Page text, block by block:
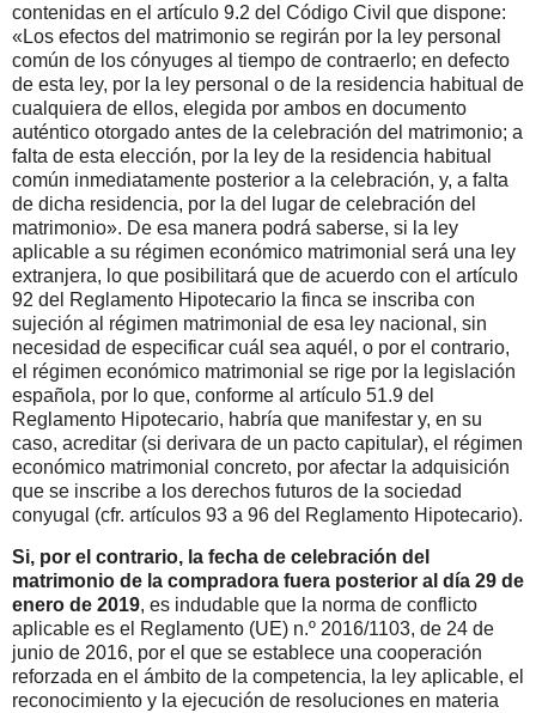
contenidas en el artículo 9.2 del Código Civil que dispone:
«Los efectos del matrimonio se regirán por la ley personal
común de los cónyuges al tiempo de contraerlo; en defecto
de esta ley, por la ley personal o de la residencia habitual de
cualquiera de ellos, elegida por ambos en documento
auténtico otorgado antes de la celebración del matrimonio; a
falta de esta elección, por la ley de la residencia habitual
común inmediatamente posterior a la celebración, y, a falta
de dicha residencia, por la del lugar de celebración del
matrimonio». De esa manera podrá saberse, si la ley
aplicable a su régimen económico matrimonial será una ley
extranjera, lo que posibilitará que de acuerdo con el artículo
92 del Reglamento Hipotecario la finca se inscriba con
sujeción al régimen matrimonial de esa ley nacional, sin
necesidad de especificar cuál sea aquél, o por el contrario,
el régimen económico matrimonial se rige por la legislación
española, por lo que, conforme al artículo 51.9 del
Reglamento Hipotecario, habría que manifestar y, en su
caso, acreditar (si derivara de un pacto capitular), el régimen
económico matrimonial concreto, por afectar la adquisición
que se inscribe a los derechos futuros de la sociedad
conyugal (cfr. artículos 93 a 96 del Reglamento Hipotecario).
Si, por el contrario, la fecha de celebración del
matrimonio de la compradora fuera posterior al día 29 de
enero de 2019, es indudable que la norma de conflicto
aplicable es el Reglamento (UE) n.º 2016/1103, de 24 de
junio de 2016, por el que se establece una cooperación
reforzada en el ámbito de la competencia, la ley aplicable, el
reconocimiento y la ejecución de resoluciones en materia